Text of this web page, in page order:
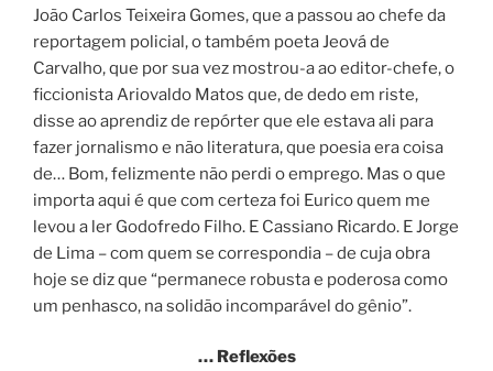
João Carlos Teixeira Gomes, que a passou ao chefe da
reportagem policial, o também poeta Jeová de
Carvalho, que por sua vez mostrou-a ao editor-chefe, o
ficcionista Ariovaldo Matos que, de dedo em riste,
disse ao aprendiz de repórter que ele estava ali para
fazer jornalismo e não literatura, que poesia era coisa
de… Bom, felizmente não perdi o emprego. Mas o que
importa aqui é que com certeza foi Eurico quem me
levou a ler Godofredo Filho. E Cassiano Ricardo. E Jorge
de Lima – com quem se correspondia – de cuja obra
hoje se diz que “permanece robusta e poderosa como
um penhasco, na solidão incomparável do gênio”.
… Reflexões